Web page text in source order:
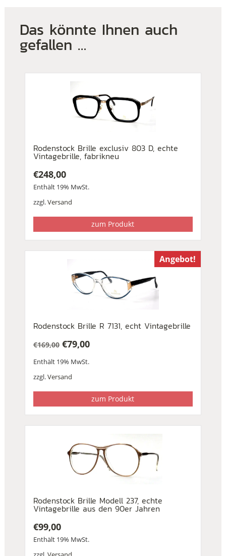
Das könnte Ihnen auch
gefallen …
Rodenstock Brille exclusiv 803 D, echte
Vintagebrille, fabrikneu
€248,00
Enthält 19% MwSt.
zzgl.Versand
zum Produkt
Angebot!
Rodenstock Brille R 7131, echt Vintagebrille
€169,00
Preis
war:
€79,00
Preis
ist:
Enthält 19% MwSt.
zzgl.Versand
zum Produkt
Rodenstock Brille Modell 237, echte
Vintagebrille aus den 90er Jahren
€99,00
Enthält 19% MwSt.